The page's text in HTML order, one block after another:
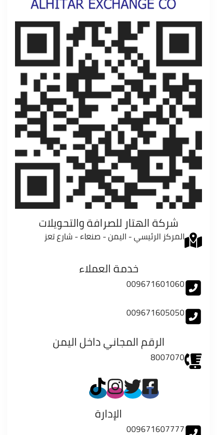
شركة الهتار للصرافة والتحويلات
المركز الرئيسي - اليمن - صنعاء - شارع تعز
خدمة العملاء
009671601060
009671605050
الرقم المجاني داخل اليمن
8007070
الإدارة
009671607777